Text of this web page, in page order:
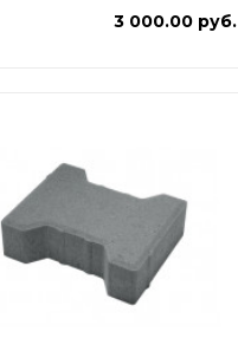
3 000.00 руб.